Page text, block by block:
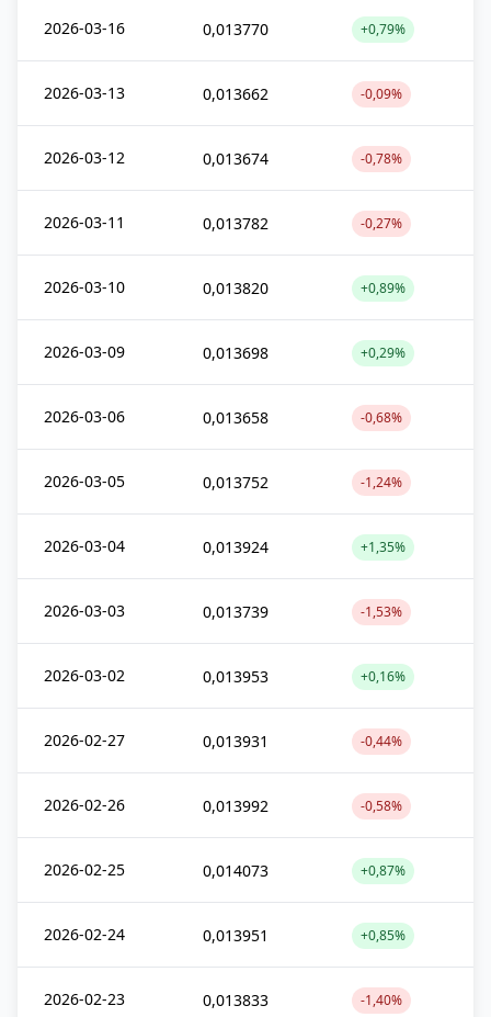
2026-03-16 0,013770 +0,79%
2026-03-13 0,013662 -0,09%
2026-03-12 0,013674 -0,78%
2026-03-11 0,013782 -0,27%
2026-03-10 0,013820 +0,89%
2026-03-09 0,013698 +0,29%
2026-03-06 0,013658 -0,68%
2026-03-05 0,013752 -1,24%
2026-03-04 0,013924 +1,35%
2026-03-03 0,013739 -1,53%
2026-03-02 0,013953 +0,16%
2026-02-27 0,013931 -0,44%
2026-02-26 0,013992 -0,58%
2026-02-25 0,014073 +0,87%
2026-02-24 0,013951 +0,85%
2026-02-23 0,013833 -1,40%